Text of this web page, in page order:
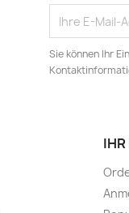
Sie können Ihr